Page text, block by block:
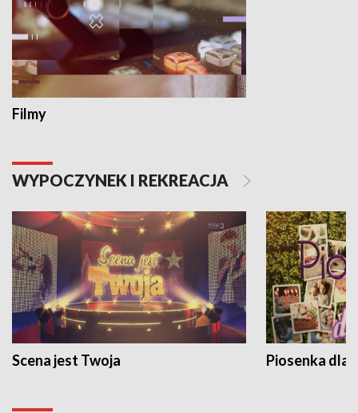
Filmy
WYPOCZYNEK I REKREACJA
Scena jest Twoja Piosenka dla